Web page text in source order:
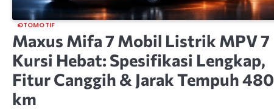
OTOMOTIF
Maxus Mifa 7 Mobil Listrik MPV 7
Kursi Hebat: Spesifikasi Lengkap,
Fitur Canggih & Jarak Tempuh 480
km